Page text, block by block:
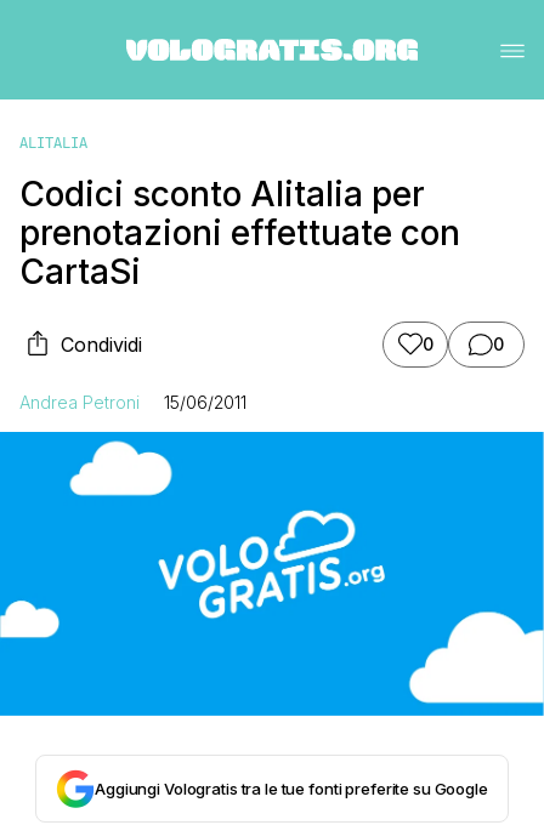
ALITALIA
Codici sconto Alitalia per
prenotazioni effettuate con
CartaSi
Condividi 0 0
Andrea Petroni 15/06/2011
Aggiungi Vologratis tra le tue fonti preferite su Google